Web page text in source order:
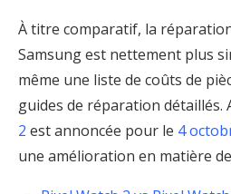
À titre comparatif, la
Samsung est nettement plus
même une liste de coûts de
guides de réparation détaillés.
2 est annoncée pour le 4
une amélioration en matière